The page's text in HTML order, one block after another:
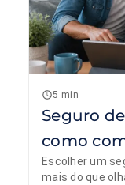
Manuel Mello
5 min
Seguro
como
Escolher um
mais do que